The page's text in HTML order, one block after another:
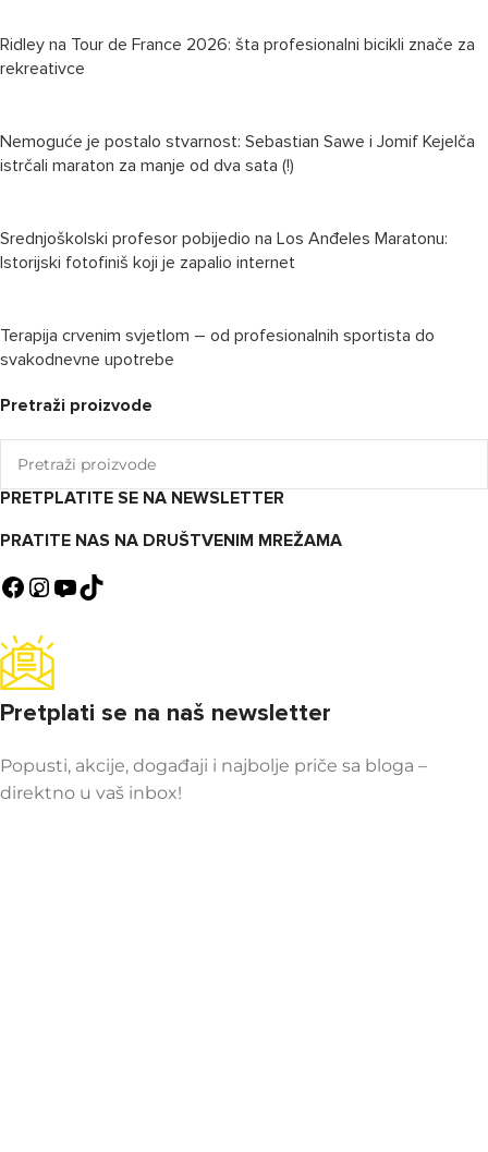
Ridley na Tour de France 2026: šta profesionalni bicikli znače za
rekreativce
Nemoguće je postalo stvarnost: Sebastian Sawe i Jomif Kejelča
istrčali maraton za manje od dva sata (!)
Srednjoškolski profesor pobijedio na Los Anđeles Maratonu:
Istorijski fotofiniš koji je zapalio internet
Terapija crvenim svjetlom – od profesionalnih sportista do
svakodnevne upotrebe
Pretraži proizvode
PRETPLATITE SE NA NEWSLETTER
PRATITE NAS NA DRUŠTVENIM MREŽAMA
Pretplati se na naš newsletter
Popusti, akcije, događaji i najbolje priče sa bloga –
direktno u vaš inbox!